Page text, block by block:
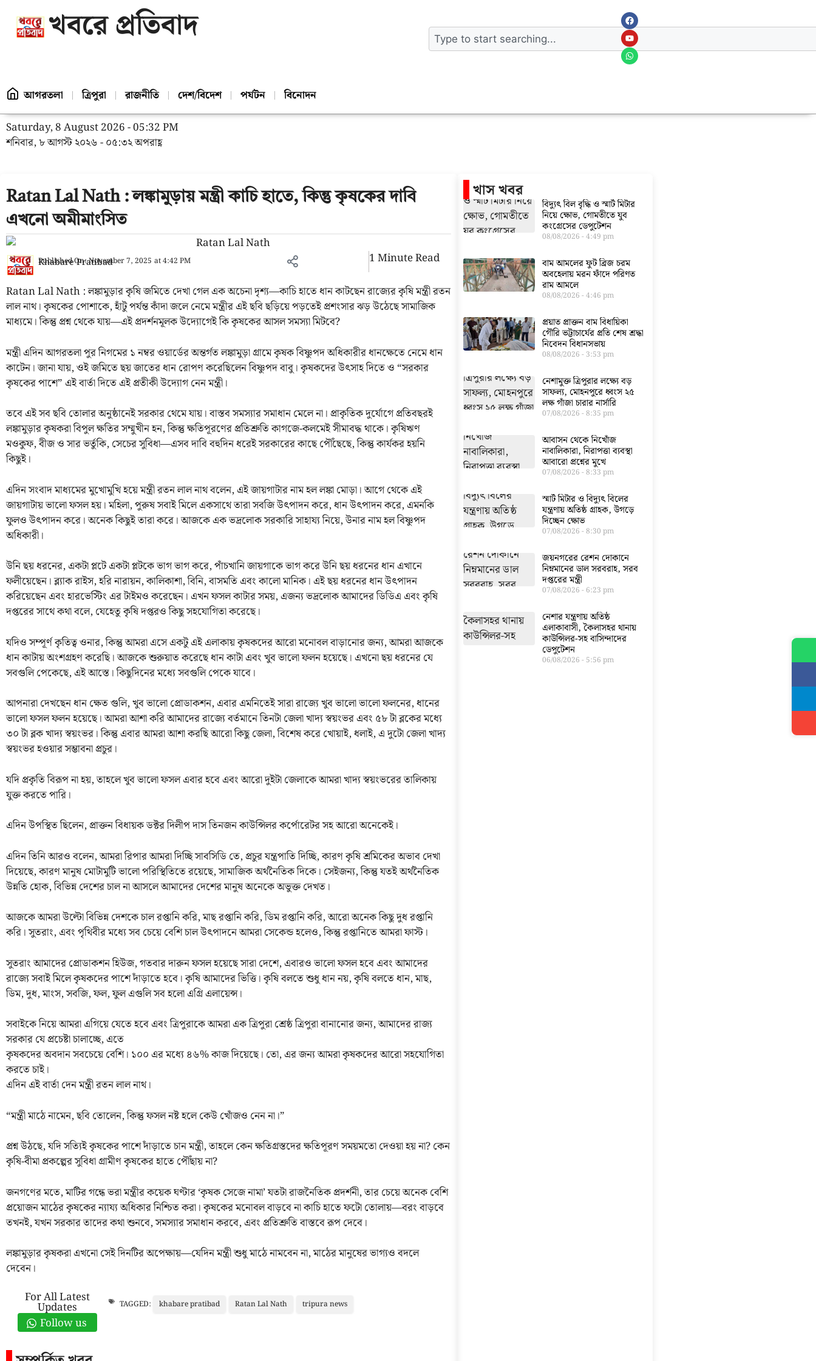
খবরে প্রতিবাদ
আগরতলা ত্রিপুরা রাজনীতি দেশ/বিদেশ পর্যটন
বিনোদন
Saturday, 8 August 2026 - 05:32 PM
শনিবার, ৮ আগস্ট ২০২৬ - ০৫:৩২ অপরাহ্ণ
Ratan Lal Nath : লঙ্কামুড়ায় মন্ত্রী কাচি হাতে, কিন্তু কৃষকের দাবি
এখনো অমীমাংসিত
Khabare Pratibad
Published On:November 7, 2025 at4:42 PM
1 Minute Read
Ratan Lal Nath : লঙ্কামুড়ার কৃষি জমিতে দেখা গেল এক অচেনা দৃশ্য—কাচি হাতে ধান কাটছেন রাজ্যের কৃষি মন্ত্রী রতন
লাল নাথ। কৃষকের পোশাকে, হাঁটু পর্যন্ত কাঁদা জলে নেমে মন্ত্রীর এই ছবি ছড়িয়ে পড়তেই প্রশংসার ঝড় উঠেছে সামাজিক
মাধ্যমে। কিন্তু প্রশ্ন থেকে যায়—এই প্রদর্শনমূলক উদ্যোগেই কি কৃষকের আসল সমস্যা মিটবে?
মন্ত্রী এদিন আগরতলা পুর নিগমের ১ নম্বর ওয়ার্ডের অন্তর্গত লঙ্কামুড়া গ্রামে কৃষক বিষ্ণুপদ অধিকারীর ধানক্ষেতে নেমে ধান
কাটেন। জানা যায়, ওই জমিতে ছয় জাতের ধান রোপণ করেছিলেন বিষ্ণুপদ বাবু। কৃষকদের উৎসাহ দিতে ও “সরকার
কৃষকের পাশে” এই বার্তা দিতে এই প্রতীকী উদ্যোগ নেন মন্ত্রী।
তবে এই সব ছবি তোলার অনুষ্ঠানেই সরকার থেমে যায়। বাস্তব সমস্যার সমাধান মেলে না। প্রাকৃতিক দুর্যোগে প্রতিবছরই
লঙ্কামুড়ার কৃষকরা বিপুল ক্ষতির সম্মুখীন হন, কিন্তু ক্ষতিপূরণের প্রতিশ্রুতি কাগজে-কলমেই সীমাবদ্ধ থাকে। কৃষিঋণ
মওকুফ, বীজ ও সার ভর্তুকি, সেচের সুবিধা—এসব দাবি বহুদিন ধরেই সরকারের কাছে পৌঁছেছে, কিন্তু কার্যকর হয়নি
কিছুই।
এদিন সংবাদ মাধ্যমের মুখোমুখি হয়ে মন্ত্রী রতন লাল নাথ বলেন, এই জায়গাটার নাম হল লঙ্কা মোড়া। আগে থেকে এই
জায়গাটায় ভালো ফসল হয়। মহিলা, পুরুষ সবাই মিলে একসাথে তারা সবজি উৎপাদন করে, ধান উৎপাদন করে, এমনকি
ফুলও উৎপাদন করে। অনেক কিছুই তারা করে। আজকে এক ভদ্রলোক সরকারি সাহায্য নিয়ে, উনার নাম হল বিষ্ণুপদ
অধিকারী।
উনি ছয় ধরনের, একটা প্লটে একটা প্লটকে ভাগ ভাগ করে, পাঁচখানি জায়গাকে ভাগ করে উনি ছয় ধরনের ধান এখানে
ফলীয়েছেন। ব্ল্যাক রাইস, হরি নারায়ন, কালিকাশা, বিনি, বাসমতি এবং কালো মানিক। এই ছয় ধরনের ধান উৎপাদন
করিয়েছেন এবং হারভেস্টিং এর টাইমও করেছেন। এখন ফসল কাটার সময়, এজন্য ভদ্রলোক আমাদের ডিডিএ এবং কৃষি
দপ্তরের সাথে কথা বলে, যেহেতু কৃষি দপ্তরও কিছু সহযোগিতা করেছে।
যদিও সম্পূর্ণ কৃতিত্ব ওনার, কিন্তু আমরা এসে একটু এই এলাকায় কৃষকদের আরো মনোবল বাড়ানোর জন্য, আমরা আজকে
ধান কাটায় অংশগ্রহণ করেছি। আজকে শুরুয়াত করেছে ধান কাটা এবং খুব ভালো ফলন হয়েছে। এখনো ছয় ধরনের যে
সবগুলি পেকেছে, এই আস্তে। কিছুদিনের মধ্যে সবগুলি পেকে যাবে।
আপনারা দেখছেন ধান ক্ষেত গুলি, খুব ভালো প্রোডাকশন, এবার এমনিতেই সারা রাজ্যে খুব ভালো ভালো ফলনের, ধানের
ভালো ফসল ফলন হয়েছে। আমরা আশা করি আমাদের রাজ্যে বর্তমানে তিনটা জেলা খাদ্য স্বয়ংভর এবং ৫৮ টা ব্লকের মধ্যে
৩০ টা ব্লক খাদ্য স্বয়ংভর। কিন্তু এবার আমরা আশা করছি আরো কিছু জেলা, বিশেষ করে খোয়াই, ধলাই, এ দুটো জেলা খাদ্য
স্বয়ংভর হওয়ার সম্ভাবনা প্রচুর।
যদি প্রকৃতি বিরূপ না হয়, তাহলে খুব ভালো ফসল এবার হবে এবং আরো দুইটা জেলাকে আমরা খাদ্য স্বয়ংভরের তালিকায়
যুক্ত করতে পারি।
এদিন উপস্থিত ছিলেন, প্রাক্তন বিধায়ক ডক্টর দিলীপ দাস তিনজন কাউন্সিলর কর্পোরেটর সহ আরো অনেকেই।
এদিন তিনি আরও বলেন, আমরা রিপার আমরা দিচ্ছি সাবসিডি তে, প্রচুর যন্ত্রপাতি দিচ্ছি, কারণ কৃষি শ্রমিকের অভাব দেখা
দিয়েছে, কারণ মানুষ মোটামুটি ভালো পরিস্থিতিতে রয়েছে, সামাজিক অর্থনৈতিক দিকে। সেইজন্য, কিন্তু যতই অর্থনৈতিক
উন্নতি হোক, বিভিন্ন দেশের চাল না আসলে আমাদের দেশের মানুষ অনেকে অভুক্ত দেখত।
আজকে আমরা উল্টো বিভিন্ন দেশকে চাল রপ্তানি করি, মাছ রপ্তানি করি, ডিম রপ্তানি করি, আরো অনেক কিছু দুধ রপ্তানি
করি। সুতরাং, এবং পৃথিবীর মধ্যে সব চেয়ে বেশি চাল উৎপাদনে আমরা সেকেন্ড হলেও, কিন্তু রপ্তানিতে আমরা ফাস্ট।
সুতরাং আমাদের প্রোডাকশন হিউজ, গতবার দারুন ফসল হয়েছে সারা দেশে, এবারও ভালো ফসল হবে এবং আমাদের
রাজ্যে সবাই মিলে কৃষকদের পাশে দাঁড়াতে হবে। কৃষি আমাদের ভিত্তি। কৃষি বলতে শুধু ধান নয়, কৃষি বলতে ধান, মাছ,
ডিম, দুধ, মাংস, সবজি, ফল, ফুল এগুলি সব হলো এগ্রি এলায়েন্স।
সবাইকে নিয়ে আমরা এগিয়ে যেতে হবে এবং ত্রিপুরাকে আমরা এক ত্রিপুরা শ্রেষ্ঠ ত্রিপুরা বানানোর জন্য, আমাদের রাজ্য
সরকার যে প্রচেষ্টা চালাচ্ছে, এতে
কৃষকদের অবদান সবচেয়ে বেশি। ১০০ এর মধ্যে ৪৬% কাজ দিয়েছে। তো, এর জন্য আমরা কৃষকদের আরো সহযোগিতা
করতে চাই।
এদিন এই বার্তা দেন মন্ত্রী রতন লাল নাথ।
“মন্ত্রী মাঠে নামেন, ছবি তোলেন, কিন্তু ফসল নষ্ট হলে কেউ খোঁজও নেন না।”
প্রশ্ন উঠছে, যদি সত্যিই কৃষকের পাশে দাঁড়াতে চান মন্ত্রী, তাহলে কেন ক্ষতিগ্রস্তদের ক্ষতিপূরণ সময়মতো দেওয়া হয় না? কেন
কৃষি-বীমা প্রকল্পের সুবিধা গ্রামীণ কৃষকের হাতে পৌঁছায় না?
জনগণের মতে, মাটির গন্ধে ভরা মন্ত্রীর কয়েক ঘণ্টার ‘কৃষক সেজে নামা’ যতটা রাজনৈতিক প্রদর্শনী, তার চেয়ে অনেক বেশি
প্রয়োজন মাঠের কৃষকের ন্যায্য অধিকার নিশ্চিত করা। কৃষকের মনোবল বাড়বে না কাচি হাতে ফটো তোলায়—বরং বাড়বে
তখনই, যখন সরকার তাদের কথা শুনবে, সমস্যার সমাধান করবে, এবং প্রতিশ্রুতি বাস্তবে রূপ দেবে।
লঙ্কামুড়ার কৃষকরা এখনো সেই দিনটির অপেক্ষায়—যেদিন মন্ত্রী শুধু মাঠে নামবেন না, মাঠের মানুষের ভাগ্যও বদলে
দেবেন।
For All Latest
Updates
Follow us
TAGGED: khabare pratibad Ratan Lal Nath tripura news
খাস খবর
বিদ্যুৎ বিল বৃদ্ধি ও স্মার্ট মিটার
নিয়ে ক্ষোভ, গোমতীতে যুব
কংগ্রেসের ডেপুটেশন
08/08/2026 4:49 pm
বাম আমলের ফুট ব্রিজ চরম
অবহেলায় মরন ফাঁদে পরিণত
রাম আমলে
08/08/2026 4:46 pm
প্রয়াত প্রাক্তন বাম বিধায়িকা
গৌরি ভট্টাচার্যের প্রতি শেষ শ্রদ্ধা
নিবেদন বিধানসভায়
08/08/2026 3:53 pm
নেশামুক্ত ত্রিপুরার লক্ষ্যে বড়
সাফল্য, মোহনপুরে ধ্বংস ২৫
লক্ষ গাঁজা চারার নার্সারি
07/08/2026 8:35 pm
আবাসন থেকে নিখোঁজ
নাবালিকারা, নিরাপত্তা ব্যবস্থা
আবারো প্রশ্নের মুখে
07/08/2026 8:33 pm
স্মার্ট মিটার ও বিদ্যুৎ বিলের
যন্ত্রণায় অতিষ্ঠ গ্রাহক, উগড়ে
দিচ্ছেন ক্ষোভ
07/08/2026 8:30 pm
জয়নগরের রেশন দোকানে
নিম্নমানের ডাল সরবরাহ, সরব
দপ্তরের মন্ত্রী
07/08/2026 6:23 pm
নেশার যন্ত্রণায় অতিষ্ঠ
এলাকাবাসী, কৈলাসহর থানায়
কাউন্সিলর-সহ বাসিন্দাদের
ডেপুটেশন
06/08/2026 5:56 pm